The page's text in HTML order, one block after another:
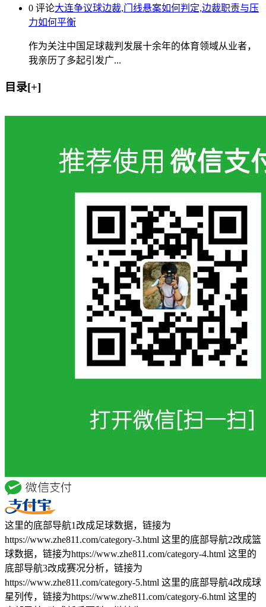
0 评论大连争议球边裁,门线悬案如何判定,边裁职责与压
力如何平衡
作为关注中国足球裁判发展十余年的体育领域从业者，
我亲历了多起引发广...
目录[+]
这里的底部导航1改成足球数据，链接为
https://www.zhe811.com/category-3.html 这里的底部导航2改成篮
球数据，链接为https://www.zhe811.com/category-4.html 这里的
底部导航3改成赛况分析，链接为
https://www.zhe811.com/category-5.html 这里的底部导航4改成球
星列传，链接为https://www.zhe811.com/category-6.html 这里的